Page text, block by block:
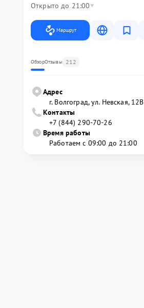
Открыто до 21:00
Маршрут
ОбзорОтзывы 212
Адрес
г. Волгоград, ул. Невская, 12В
Контакты
+7 (844) 290-70-26
Время работы
Работаем с 09:00 до 21:00